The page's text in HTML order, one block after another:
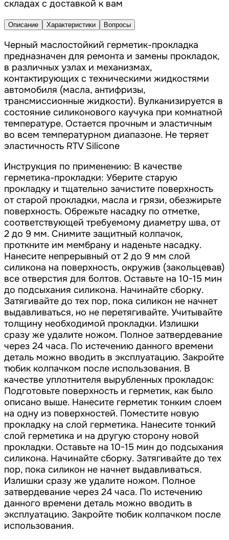
складах с доставкой к вам
Описание Характеристики Вопросы
Черный маслостойкий герметик-прокладка
предназначен для ремонта и замены прокладок,
в различных узлах и механизмах,
контактирующих с техническими жидкостями
автомобиля (масла, антифризы,
трансмиссионные жидкости). Вулканизируется в
состояние силиконового каучука при комнатной
температуре. Остается прочным и эластичным
во всем температурном диапазоне. Не теряет
эластичность RTV Silicone
Инструкция по применению: В качестве
герметика-прокладки: Уберите старую
прокладку и тщательно зачистите поверхность
от старой прокладки, масла и грязи, обезжирьте
поверхность. Обрежьте насадку по отметке,
соответствующей требуемому диаметру шва, от
2 до 9 мм. Снимите защитный колпачок,
проткните им мембрану и наденьте насадку.
Нанесите непрерывный от 2 до 9 мм слой
силикона на поверхность, окружив (закольцевав)
все отверстия для болтов. Оставьте на 10-15 мин
до подсыхания силикона. Начинайте сборку.
Затягивайте до тех пор, пока силикон не начнет
выдавливаться, но не перетягивайте. Учитывайте
толщину необходимой прокладки. Излишки
сразу же удалите ножом. Полное затвердевание
через 24 часа. По истечению данного времени
деталь можно вводить в эксплуатацию. Закройте
тюбик колпачком после использования. В
качестве уплотнителя вырубленных прокладок:
Подготовьте поверхность и герметик, как было
описано выше. Нанесите герметик тонким слоем
на одну из поверхностей. Поместите новую
прокладку на слой герметика. Нанесите тонкий
слой герметика и на другую сторону новой
прокладки. Оставьте на 10-15 мин до подсыхания
силикона. Начинайте сборку. Затягивайте до тех
пор, пока силикон не начнет выдавливаться.
Излишки сразу же удалите ножом. Полное
затвердевание через 24 часа. По истечению
данного времени деталь можно вводить в
эксплуатацию. Закройте тюбик колпачком после
использования.